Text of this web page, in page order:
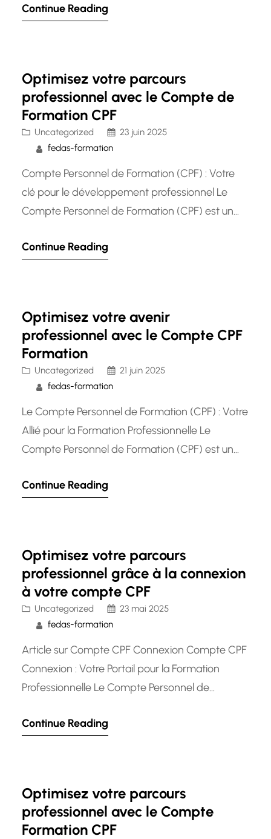
rôle crucial dans le domaine de la formation
salariés et aux entreprises…
Continue Reading
Optimisez votre parcours
professionnel avec le Compte de
Formation CPF
Uncategorized
23 juin 2025
fedas-formation
Compte Personnel de Formation (CPF) : Votre
clé pour le développement professionnel Le
Compte Personnel de Formation (CPF) est un
investir dans leur développement professionnel
crédit…
Continue Reading
Optimisez votre avenir
professionnel avec le Compte CPF
Formation
Uncategorized
21 juin 2025
fedas-formation
Le Compte Personnel de Formation (CPF) : Votre
Allié pour la Formation Professionnelle Le
Compte Personnel de Formation (CPF) est un
développer ses compétences et progresser
Continue Reading
Optimisez votre parcours
professionnel grâce à la connexion
à votre compte CPF
Uncategorized
23 mai 2025
fedas-formation
Article sur Compte CPF Connexion Compte CPF
Connexion : Votre Portail pour la Formation
Professionnelle Le Compte Personnel de
les salariés et demandeurs d’emploi souhaitant
Continue Reading
Optimisez votre parcours
professionnel avec le Compte
Formation CPF